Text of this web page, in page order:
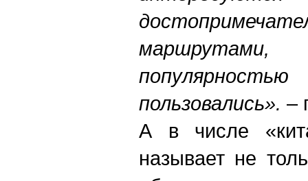
маршрутами,
пользовались». –
А в числе
называет не